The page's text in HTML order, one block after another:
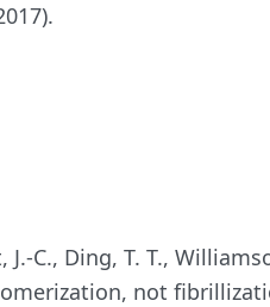
J.-C., Ding, T. T.,
not